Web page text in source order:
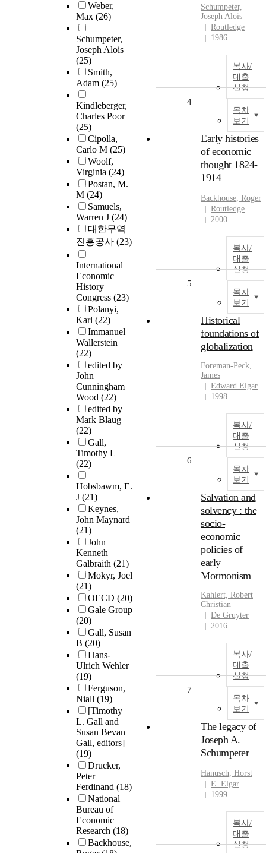
Weber,
Max (26)
Schumpeter,
Joseph Alois
(25)
Smith,
Adam (25)
Kindleberger,
Charles Poor
(25)
Cipolla,
Carlo M (25)
Woolf,
Virginia (24)
Postan, M.
M (24)
Samuels,
Warren J (24)
대한무역
진흥공사 (23)
International
Economic
History
Congress (23)
Polanyi,
Karl (22)
Immanuel
Wallerstein
(22)
edited by
John
Cunningham
Wood (22)
edited by
Mark Blaug
(22)
Gall,
Timothy L
(22)
Hobsbawm, E.
J (21)
Keynes,
John Maynard
(21)
John
Kenneth
Galbraith (21)
Mokyr, Joel
(21)
OECD (20)
Gale Group
(20)
Gall, Susan
B (20)
Hans-
Ulrich Wehler
(19)
Ferguson,
Niall (19)
[Timothy
L. Gall and
Susan Bevan
Gall, editors]
(19)
Drucker,
Peter
Ferdinand (18)
National
Bureau of
Economic
Research (18)
Backhouse,
Schumpeter,
Joseph Alois
Routledge
1986
복사/
대출
신청
목차
보기
4
Early histories
of economic
thought 1824-
1914
Backhouse, Roger
Routledge
2000
복사/
대출
신청
목차
보기
5
Historical
foundations of
globalization
Foreman-Peck,
James
Edward Elgar
1998
복사/
대출
신청
목차
보기
6
Salvation and
solvency : the
socio-
economic
policies of
early
Mormonism
Kahlert, Robert
Christian
De Gruyter
2016
복사/
대출
신청
목차
보기
7
The legacy of
Joseph A.
Schumpeter
Hanusch, Horst
E. Elgar
1999
복사/
대출
신청